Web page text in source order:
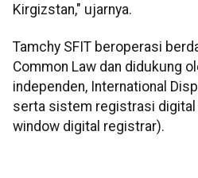
Kirgizstan," ujarnya.
Tamchy SFIT beroperasi
Common Law dan didukung
independen, International
serta sistem registrasi
window digital registrar).